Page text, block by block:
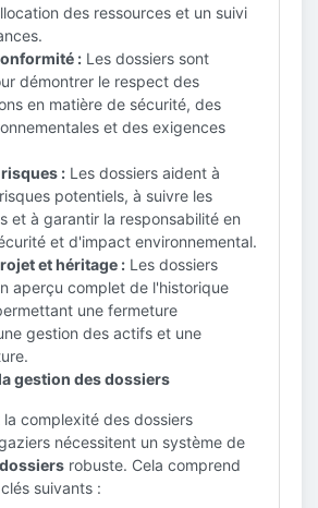
des ressources et un suivi
: Les dossiers sont
démontrer le respect des
en matière de sécurité, des
et des exigences
: Les dossiers aident à
potentiels, à suivre les
et à garantir la responsabilité en
et d'impact environnemental.
et héritage : Les dossiers
aperçu complet de l'historique
une fermeture
gestion des actifs et une
gestion des dossiers
la complexité des dossiers
nécessitent un système de
robuste. Cela comprend
suivants :